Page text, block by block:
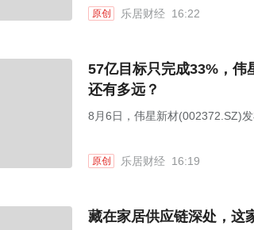
原创 乐居财经 16:22
57亿目标只完成33%，伟
还有多远？
8月6日，伟星新材(002372.SZ)发
原创 乐居财经 16:19
藏在家居供应链深处，这